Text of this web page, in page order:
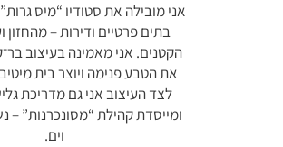
אני מובילה את סטודיו “מיס
בתים פרטיים ודירות – מהחזון
הקטנים. אני מאמינה בעיצוב
את הטבע פנימה ויוצר בית
לצד העיצוב אני גם מדריכת
ומייסדת קהילת “מסונכרנות” –
וים.